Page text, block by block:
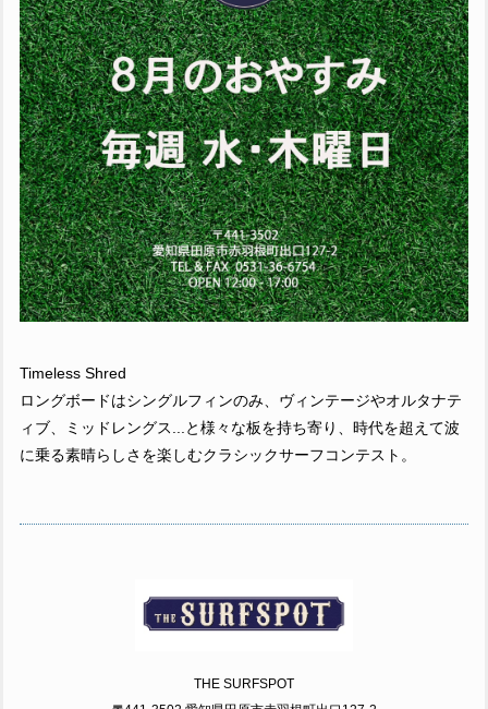
Timeless Shred
ロングボードはシングルフィンのみ、ヴィンテージやオルタナテ
ィブ、ミッドレングス...と様々な板を持ち寄り、時代を超えて波
に乗る素晴らしさを楽しむクラシックサーフコンテスト。
THE SURFSPOT